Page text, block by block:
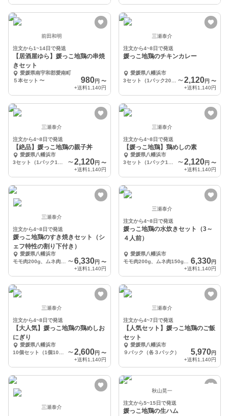
前田和明
注文から1~14日で発送
【居酒屋ゆら】媛っこ地鶏の串焼
きセット
愛媛県南宇和郡愛南町
５本セット 〜 980円 〜
+送料1,140円
三瀬泰介
注文から4~8日で発送
媛っこ地鶏のチキンカレー
愛媛県八幡浜市
〜2,120円 〜
+送料1,140円
三瀬泰介
注文から4~8日で発送
【絶品】媛っこ地鶏の親子丼
愛媛県八幡浜市
〜 2,120円 〜
+送料1,140円
三瀬泰介
注文から4~8日で発送
【媛っこ地鶏】鶏めしの素
愛媛県八幡浜市
〜2,120円 〜
+送料1,140円
三瀬泰介
注文から4~8日で発送
媛っこ地鶏のすき焼きセット（シ
ェフ特性の割り下付き）
愛媛県八幡浜市
〜 6,330円 〜
+送料1,140円
三瀬泰介
注文から4~8日で発送
媛っこ地鶏の水炊きセット（3～
４人前）
愛媛県八幡浜市
モモ肉200g、ムネ肉150g、手羽元100g、つみれ120g、ちゃんぽん３人分、ガラスープ
6,330円
+送料1,140円
三瀬泰介
注文から4~8日で発送
【大人気】媛っこ地鶏の鶏めしお
にぎり
愛媛県八幡浜市
〜 2,600円 〜
+送料1,140円
三瀬泰介
注文から4~7日で発送
【人気セット】媛っこ地鶏のご飯
セット
愛媛県八幡浜市
９パック（各３パック）
5,970円
+送料1,140円
三瀬泰介
秋山晃一
注文から5~15日で発送
媛っこ地鶏の生ハム